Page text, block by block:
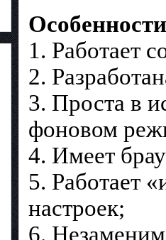
1. Работает
2.
3. Проста в
фоновом
4. Имеет
5. Работает
настроек;
6.